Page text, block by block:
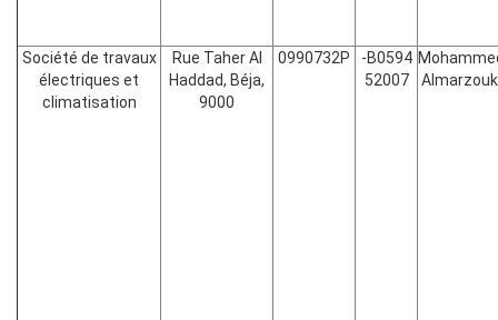
Société de travaux
électriques et
climatisation
Rue Taher Al
Haddad, Béja,
9000
0990732P
-B0594
52007